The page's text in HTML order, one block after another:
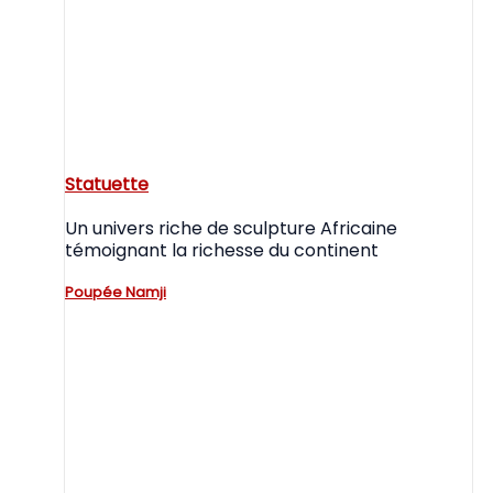
Statuette
Un univers riche de sculpture Africaine
témoignant la richesse du continent
Poupée Namji